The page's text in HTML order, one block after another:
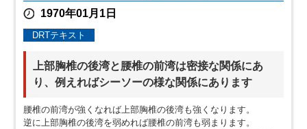
1970年01月1日
DRTテキスト
上部胸椎の後湾と腰椎の前湾は密接な関係にあ
り、例えればシーソーの様な関係にあります
腰椎の前湾が強くなれば上部胸椎の後湾も強くなります。
逆に上部胸椎の後湾を弱めれば腰椎の前湾も弱まります。